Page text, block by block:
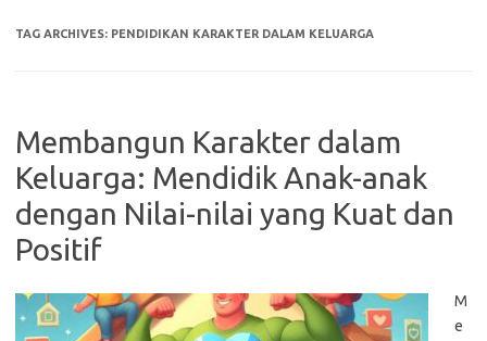
TAG ARCHIVES: PENDIDIKAN KARAKTER DALAM KELUARGA
Membangun Karakter dalam
Keluarga: Mendidik Anak-anak
dengan Nilai-nilai yang Kuat dan
Positif
M
e